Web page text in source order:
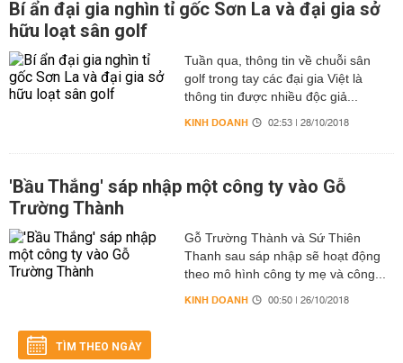
Bí ẩn đại gia nghìn tỉ gốc Sơn La và đại gia sở
hữu loạt sân golf
Tuần qua, thông tin về chuỗi sân
golf trong tay các đại gia Việt là
thông tin được nhiều độc giả...
KINH DOANH 02:53 | 28/10/2018
'Bầu Thắng' sáp nhập một công ty vào Gỗ
Trường Thành
Gỗ Trường Thành và Sứ Thiên
Thanh sau sáp nhập sẽ hoạt động
theo mô hình công ty mẹ và công...
KINH DOANH 00:50 | 26/10/2018
TÌM THEO NGÀY